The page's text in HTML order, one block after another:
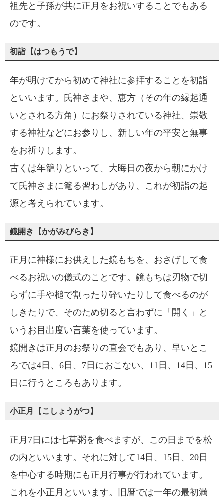
祖先と子孫が共に正月をお祝いすることでもある
のです。
初詣【はつもうで】
年が明けてから初めて神社に参拝することを初詣
といいます。氏神さまや、恵方（その年の縁起通
いとされる方角）にお祭りされている神社、崇敬
する神社などにお参りし、新しい年の平安と無事
をお祈りします。
古くは年籠りといって、大晦日の夜から朝にかけ
て氏神さまに篭る習わしがあり、これが初詣の起
源と考えられています。
鏡開き【かがみびらき】
正月に神様にお供えした鏡もちを、おさげして食
べるお祝いの儀式のことです。鏡もちは刃物で切
らずに手や槌で割ったり砕いたりして食べるのが
しきたりで、そのため切ると言わずに「開く」と
いうお目出度い言葉を使っています。
鏡開きは正月のお祭りの直会でもあり、早いとこ
ろでは4日、6日、7日におこない、11日、14日、15
日に行うところもあります。
小正月【こしょうがつ】
正月7日には七草粥を食べますが、この日までを松
の内といいます。それに対して14日、15日、20日
を中心する時期にも正月行事が行われています。
これを小正月といいます。旧暦では一年の最初満